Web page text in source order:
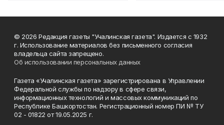
© 2026 Редакция газеты "Учалинская газета". Издается с 1932
г. Использование материалов без письменного согласия
владельца сайта запрещено.
Об использовании персональных данных
Газета «Учалинская газета» зарегистрирована в Управлении
Федеральной службы по надзору в сфере связи,
информационных технологий и массовых коммуникаций по
Республике Башкортостан. Регистрационный номер ПИ № ТУ
02 - 01822 от 19.05.2025 г.